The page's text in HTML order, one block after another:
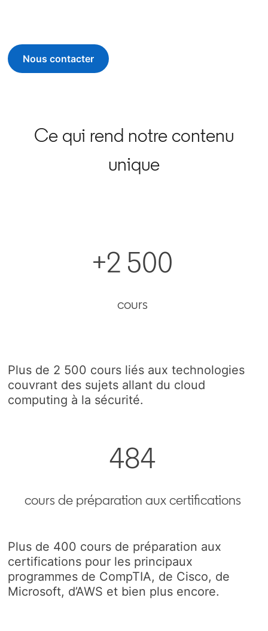
Nous contacter
Ce qui rend notre contenu
unique
+2 500
cours
Plus de 2 500 cours liés aux technologies
couvrant des sujets allant du cloud
computing à la sécurité.
484
cours de préparation aux certifications
Plus de 400 cours de préparation aux
certifications pour les principaux
programmes de CompTIA, de Cisco, de
Microsoft, d’AWS et bien plus encore.